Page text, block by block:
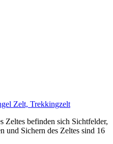
Zelt, Trekkingzelt
Zeltes befinden sich Sichtfelder,
und Sichern des Zeltes sind 16